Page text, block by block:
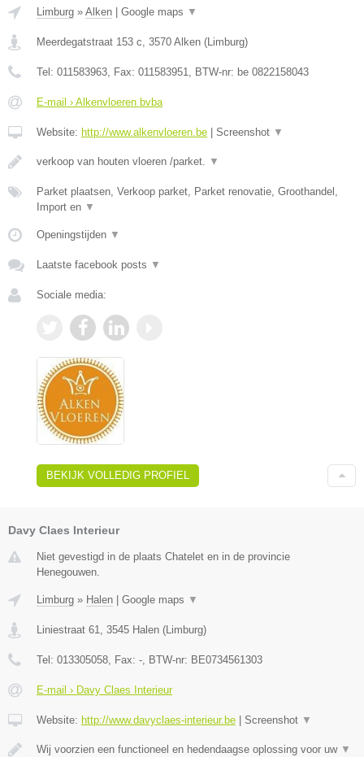
Limburg » Alken Google maps ▼
Meerdegatstraat 153 c, 3570 Alken (Limburg)
Tel: 011583963, Fax: 011583951, BTW-nr: be 0822158043
E-mail › Alkenvloeren bvba
Website: http://www.alkenvloeren.be Screenshot ▼
verkoop van houten vloeren /parket. ▼
Parket plaatsen, Verkoop parket, Parket renovatie, Groothandel,
Import en ▼
Openingstijden ▼
Laatste facebook posts ▼
Sociale media:
BEKIJK VOLLEDIG PROFIEL
Davy Claes Interieur
Niet gevestigd in de plaats Chatelet en in de provincie
Henegouwen.
Limburg » Halen Google maps ▼
Liniestraat 61, 3545 Halen (Limburg)
Tel: 013305058, Fax: -, BTW-nr: BE0734561303
E-mail › Davy Claes Interieur
Website: http://www.davyclaes-interieur.be Screenshot ▼
Wij voorzien een functioneel en hedendaagse oplossing voor uw ▼